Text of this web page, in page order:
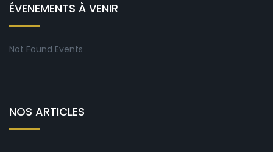
ÉVENEMENTS À VENIR
Not Found Events
NOS ARTICLES